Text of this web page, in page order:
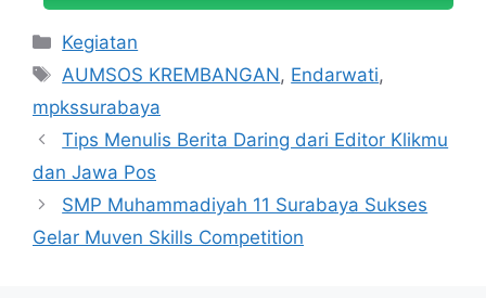
Kategori
Kegiatan
Tag
AUMSOS KREMBANGAN, Endarwati,
mpkssurabaya
Tips Menulis Berita Daring dari Editor Klikmu
dan Jawa Pos
SMP Muhammadiyah 11 Surabaya Sukses
Gelar Muven Skills Competition